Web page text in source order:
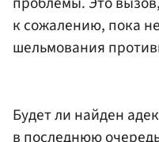
к сожалению, пока
шельмования
Будет ли найден
в последнюю